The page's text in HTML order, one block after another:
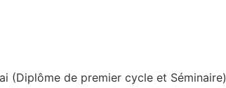
(Diplôme de premier cycle et Séminaire)